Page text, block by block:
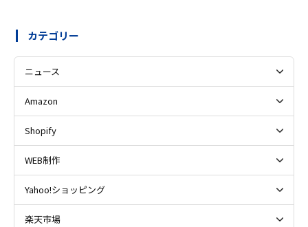
カテゴリー
ニュース
Amazon
Shopify
WEB制作
Yahoo!ショッピング
楽天市場